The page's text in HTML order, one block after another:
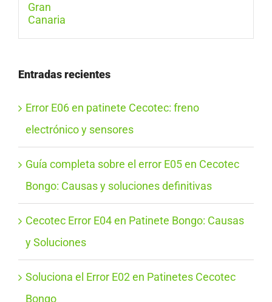
Entradas recientes
Error E06 en patinete Cecotec: freno
electrónico y sensores
Guía completa sobre el error E05 en Cecotec
Bongo: Causas y soluciones definitivas
Cecotec Error E04 en Patinete Bongo: Causas
y Soluciones
Soluciona el Error E02 en Patinetes Cecotec
Bongo